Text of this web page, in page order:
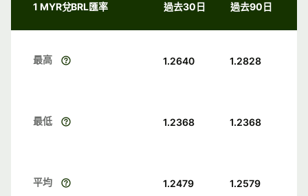
1 MYR兌BRL匯率 過去30日 過去90日
最高 1.2640 1.2828
最低 1.2368 1.2368
平均 1.2479 1.2579